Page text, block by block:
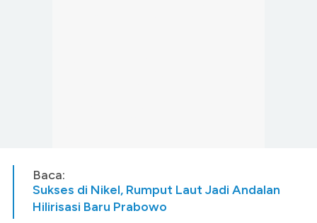
Baca:
Sukses di Nikel, Rumput Laut Jadi Andalan
Hilirisasi Baru Prabowo